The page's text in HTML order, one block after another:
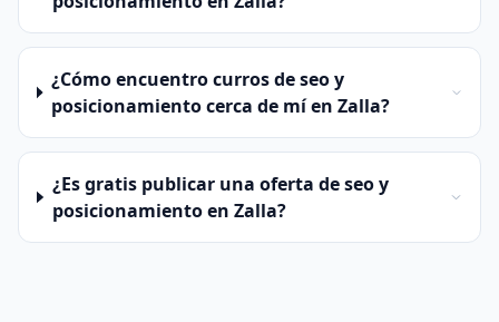
¿Cómo encuentro curros de seo y
posicionamiento cerca de mí en Zalla?
¿Es gratis publicar una oferta de seo y
posicionamiento en Zalla?